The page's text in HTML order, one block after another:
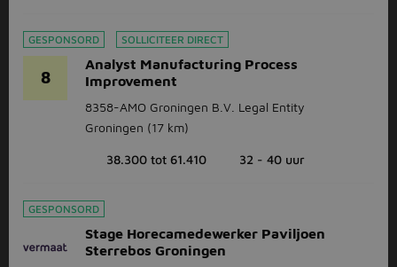
GESPONSORD SOLLICITEER DIRECT
8
Analyst Manufacturing Process
Improvement
8358-AMO Groningen B.V. Legal Entity
Groningen (17 km)
38.300 tot 61.410 32 - 40 uur
GESPONSORD
Stage Horecamedewerker Paviljoen
Sterrebos Groningen